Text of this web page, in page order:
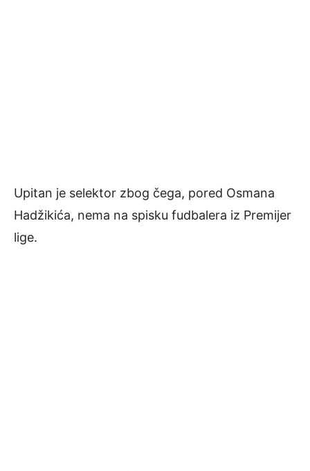
Upitan je selektor zbog čega, pored Osmana
Hadžikića, nema na spisku fudbalera iz Premijer
lige.